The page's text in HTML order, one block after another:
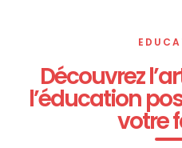
Découvrez
l’éducation
votre